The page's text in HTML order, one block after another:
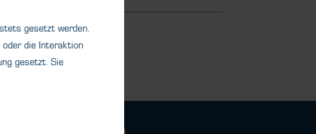
gesetzt werden.
oder die Interaktion
gesetzt. Sie